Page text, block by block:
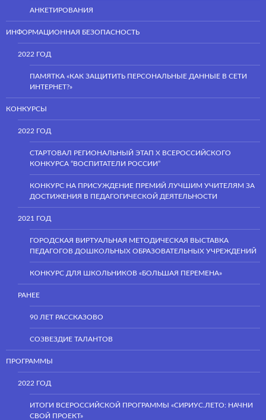
АНКЕТИРОВАНИЯ
ИНФОРМАЦИОННАЯ БЕЗОПАСНОСТЬ
2022 ГОД
ПАМЯТКА «КАК ЗАЩИТИТЬ ПЕРСОНАЛЬНЫЕ ДАННЫЕ В СЕТИ
ИНТЕРНЕТ?»
КОНКУРСЫ
2022 ГОД
СТАРТОВАЛ РЕГИОНАЛЬНЫЙ ЭТАП Х ВСЕРОССИЙСКОГО
КОНКУРСА “ВОСПИТАТЕЛИ РОССИИ”
КОНКУРС НА ПРИСУЖДЕНИЕ ПРЕМИЙ ЛУЧШИМ УЧИТЕЛЯМ ЗА
ДОСТИЖЕНИЯ В ПЕДАГОГИЧЕСКОЙ ДЕЯТЕЛЬНОСТИ
2021 ГОД
ГОРОДСКАЯ ВИРТУАЛЬНАЯ МЕТОДИЧЕСКАЯ ВЫСТАВКА
ПЕДАГОГОВ ДОШКОЛЬНЫХ ОБРАЗОВАТЕЛЬНЫХ УЧРЕЖДЕНИЙ
КОНКУРС ДЛЯ ШКОЛЬНИКОВ «БОЛЬШАЯ ПЕРЕМЕНА»
РАНЕЕ
90 ЛЕТ РАССКАЗОВО
СОЗВЕЗДИЕ ТАЛАНТОВ
ПРОГРАММЫ
2022 ГОД
ИТОГИ ВСЕРОССИЙСКОЙ ПРОГРАММЫ «СИРИУС.ЛЕТО: НАЧНИ
СВОЙ ПРОЕКТ»